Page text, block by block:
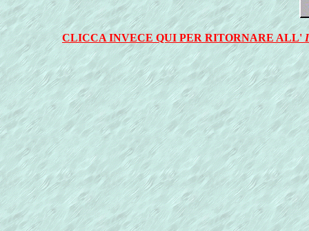
CLICCA INVECE QUI PER RITORNARE ALL'